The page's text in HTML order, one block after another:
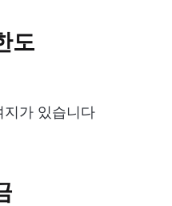
도
지가 있습니다